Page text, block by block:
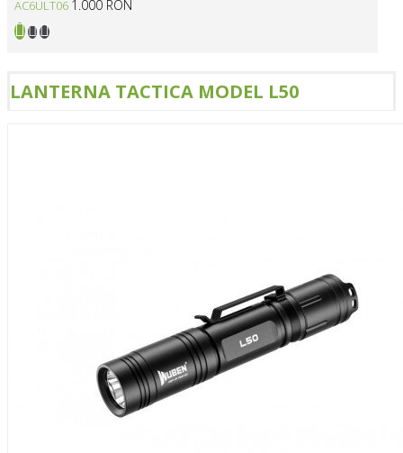
AC6ULT06 1.000 RON
LANTERNA TACTICA MODEL L50